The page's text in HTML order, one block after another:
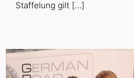
Staffelung gilt […]